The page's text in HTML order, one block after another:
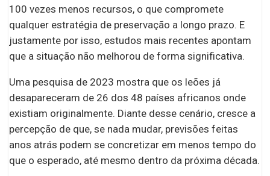
100 vezes menos recursos, o que compromete
qualquer estratégia de preservação a longo prazo. E
justamente por isso, estudos mais recentes apontam
que a situação não melhorou de forma significativa.
Uma pesquisa de 2023 mostra que os leões já
desapareceram de 26 dos 48 países africanos onde
existiam originalmente. Diante desse cenário, cresce a
percepção de que, se nada mudar, previsões feitas
anos atrás podem se concretizar em menos tempo do
que o esperado, até mesmo dentro da próxima década.